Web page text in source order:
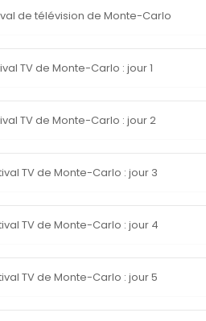
de télévision de Monte-Carlo
TV de Monte-Carlo : jour 1
TV de Monte-Carlo : jour 2
TV de Monte-Carlo : jour 3
TV de Monte-Carlo : jour 4
TV de Monte-Carlo : jour 5